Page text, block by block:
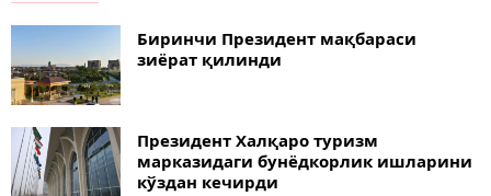
Биринчи Президент мақбараси
зиёрат қилинди
Президент Халқаро туризм
марказидаги бунёдкорлик ишларини
кўздан кечирди